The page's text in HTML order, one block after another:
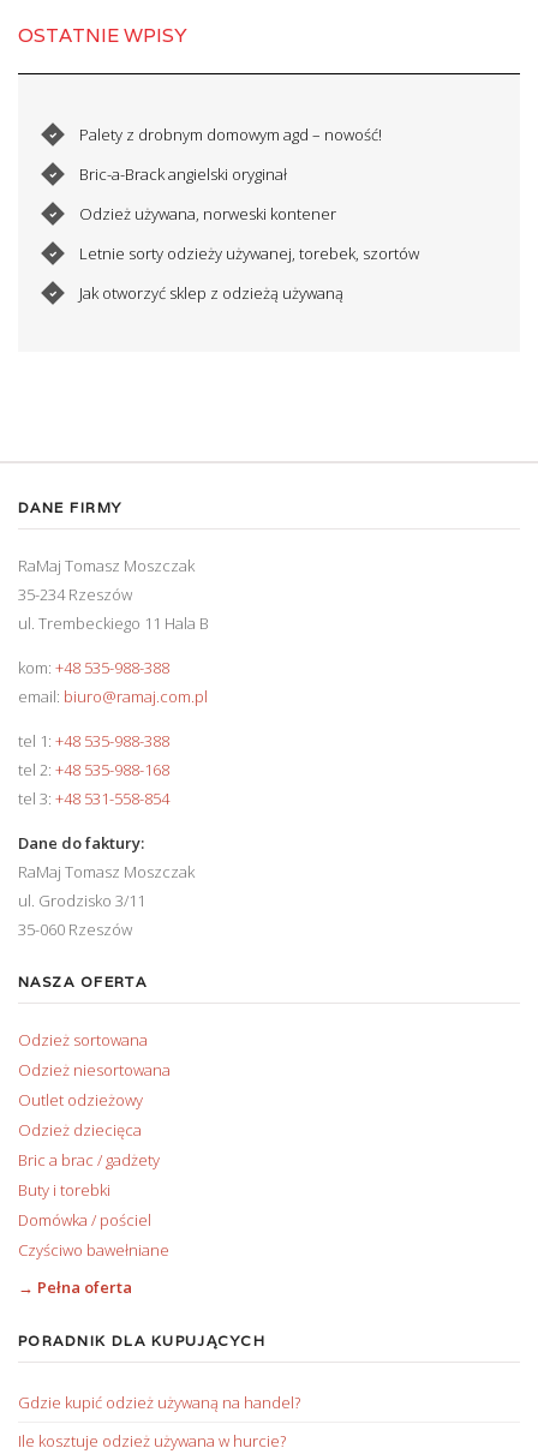
OSTATNIE WPISY
Palety z drobnym domowym agd – nowość!
Bric-a-Brack angielski oryginał
Odzież używana, norweski kontener
Letnie sorty odzieży używanej, torebek, szortów
Jak otworzyć sklep z odzieżą używaną
DANE FIRMY
RaMaj Tomasz Moszczak
35-234 Rzeszów
ul. Trembeckiego 11 Hala B
kom: +48 535-988-388
email: biuro@ramaj.com.pl
tel 1: +48 535-988-388
tel 2: +48 535-988-168
tel 3: +48 531-558-854
Dane do faktury:
RaMaj Tomasz Moszczak
ul. Grodzisko 3/11
35-060 Rzeszów
NASZA OFERTA
Odzież sortowana
Odzież niesortowana
Outlet odzieżowy
Odzież dziecięca
Bric a brac / gadżety
Buty i torebki
Domówka / pościel
Czyściwo bawełniane
→ Pełna oferta
PORADNIK DLA KUPUJĄCYCH
Gdzie kupić odzież używaną na handel?
Ile kosztuje odzież używana w hurcie?